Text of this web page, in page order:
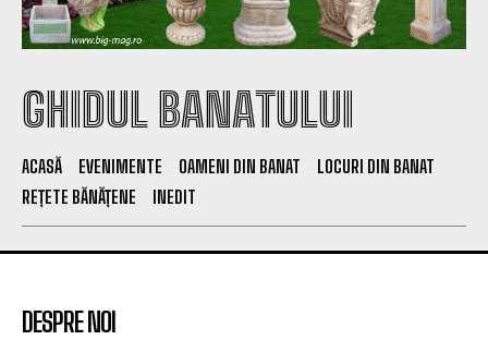
GHIDUL BANATULUI
ACASĂ EVENIMENTE OAMENI DIN BANAT
LOCURI DIN BANAT
REȚETE BĂNĂȚENE
INEDIT
DESPRE NOI